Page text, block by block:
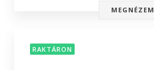
MEGNÉZEM
RAKTÁRON